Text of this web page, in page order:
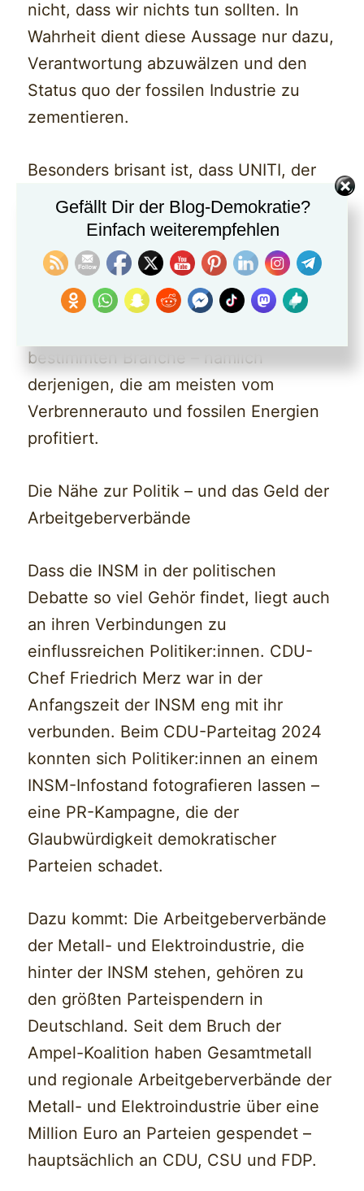
nicht, dass wir nichts tun sollten. In
Wahrheit dient diese Aussage nur dazu,
Verantwortung abzuwälzen und den
Status quo der fossilen Industrie zu
zementieren.
Besonders brisant ist, dass UNITI, der
Lobbyverband der Mineralölindustrie,
ebenfalls beim von der INSM
organisierten „Wirtschaftswarntag“
mitmischt. Hier zeigt sich ganz klar: Es
geht nicht um „die Wirtschaft“, sondern
bestimmten Branche – nämlich
derjenigen, die am meisten vom
Verbrennerauto und fossilen Energien
profitiert.
Die Nähe zur Politik – und das Geld der
Arbeitgeberverbände
Dass die INSM in der politischen
Debatte so viel Gehör findet, liegt auch
an ihren Verbindungen zu
einflussreichen Politiker:innen. CDU-
Chef Friedrich Merz war in der
Anfangszeit der INSM eng mit ihr
verbunden. Beim CDU-Parteitag 2024
konnten sich Politiker:innen an einem
INSM-Infostand fotografieren lassen –
eine PR-Kampagne, die der
Glaubwürdigkeit demokratischer
Parteien schadet.
Dazu kommt: Die Arbeitgeberverbände
der Metall- und Elektroindustrie, die
hinter der INSM stehen, gehören zu
den größten Parteispendern in
Deutschland. Seit dem Bruch der
Ampel-Koalition haben Gesamtmetall
und regionale Arbeitgeberverbände der
Metall- und Elektroindustrie über eine
Million Euro an Parteien gespendet –
hauptsächlich an CDU, CSU und FDP.
Gefällt Dir der Blog-Demokratie?
Einfach weiterempfehlen